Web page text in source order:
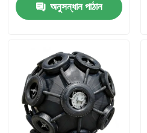
পণ্য
ভিডিও
অনুসন্ধান পাঠান